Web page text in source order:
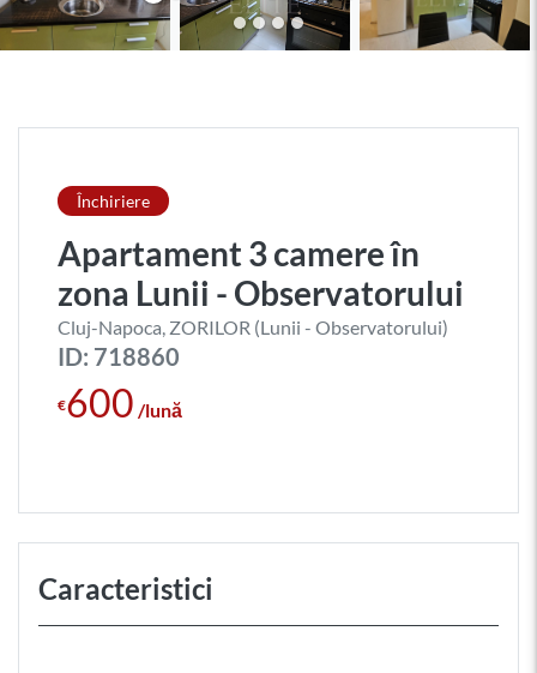
Închiriere
Apartament 3 camere în
zona Lunii - Observatorului
Cluj-Napoca, ZORILOR (Lunii - Observatorului)
ID: 718860
€600 /lună
Caracteristici